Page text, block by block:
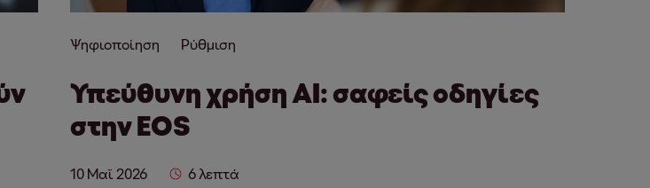
Ψηφιοποίηση Ρύθμιση
Υπεύθυνη χρήση AI: σαφείς οδηγίες
στην EOS
10 Μαΐ 2026 6 λεπτά